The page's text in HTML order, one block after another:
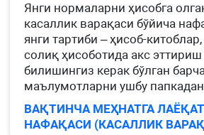
Янги нормаларни ҳисобга
касаллик варақаси бўйича
янги тартиби – ҳисоб-
солиқ ҳисоботида акс
билишингиз керак бўлган
маълумотларни ушбу
ВАҚТИНЧА МЕҲНАТГА
НАФАҚАСИ (КАСАЛЛИК